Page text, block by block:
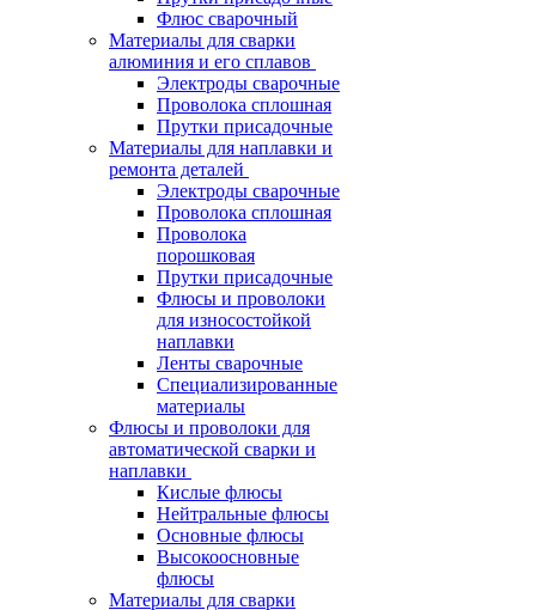
Флюс сварочный
Материалы для сварки
алюминия и его сплавов
Электроды сварочные
Проволока сплошная
Прутки присадочные
Материалы для наплавки и
ремонта деталей
Электроды сварочные
Проволока сплошная
Проволока
порошковая
Прутки присадочные
Флюсы и проволоки
для износостойкой
наплавки
Ленты сварочные
Специализированные
материалы
Флюсы и проволоки для
автоматической сварки и
наплавки
Кислые флюсы
Нейтральные флюсы
Основные флюсы
Высокоосновные
флюсы
Материалы для сварки